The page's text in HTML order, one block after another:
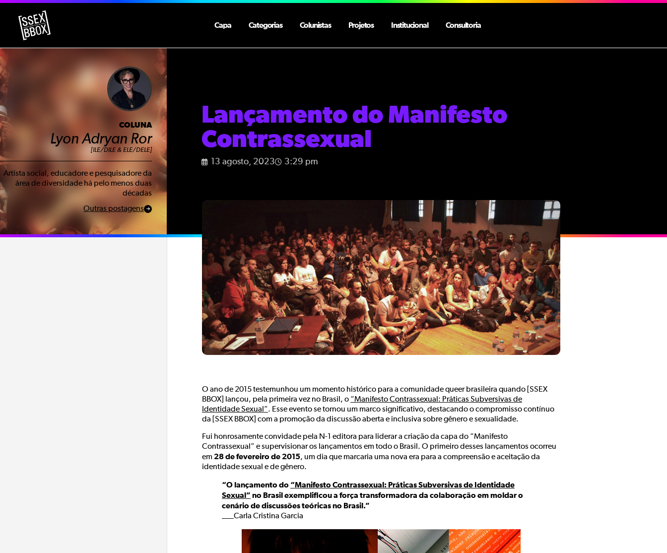
Capa Categorias Colunistas Projetos Institucional Consultoria
COLUNA
Lyon Adryan Ror
[ILE/DILE & ELE/DELE]
Artista social, educadore e pesquisadore da
área de diversidade há pelo menos duas
décadas
Outras postagens
Lançamento do Manifesto
Contrassexual
13 agosto, 2023 3:29 pm
O ano de 2015 testemunhou um momento histórico para a comunidade queer brasileira quando [SSEX
BBOX] lançou, pela primeira vez no Brasil, o “Manifesto Contrassexual: Práticas Subversivas de
Identidade Sexual”. Esse evento se tornou um marco significativo, destacando o compromisso contínuo
da [SSEX BBOX] com a promoção da discussão aberta e inclusiva sobre gênero e sexualidade.
Fui honrosamente convidade pela N-1 editora para liderar a criação da capa do “Manifesto
Contrassexual” e supervisionar os lançamentos em todo o Brasil. O primeiro desses lançamentos ocorreu
em 28 de fevereiro de 2015, um dia que marcaria uma nova era para a compreensão e aceitação da
identidade sexual e de gênero.
“O lançamento do “Manifesto Contrassexual: Práticas Subversivas de Identidade
Sexual” no Brasil exemplificou a força transformadora da colaboração em moldar o
cenário de discussões teóricas no Brasil.”
___Carla Cristina Garcia